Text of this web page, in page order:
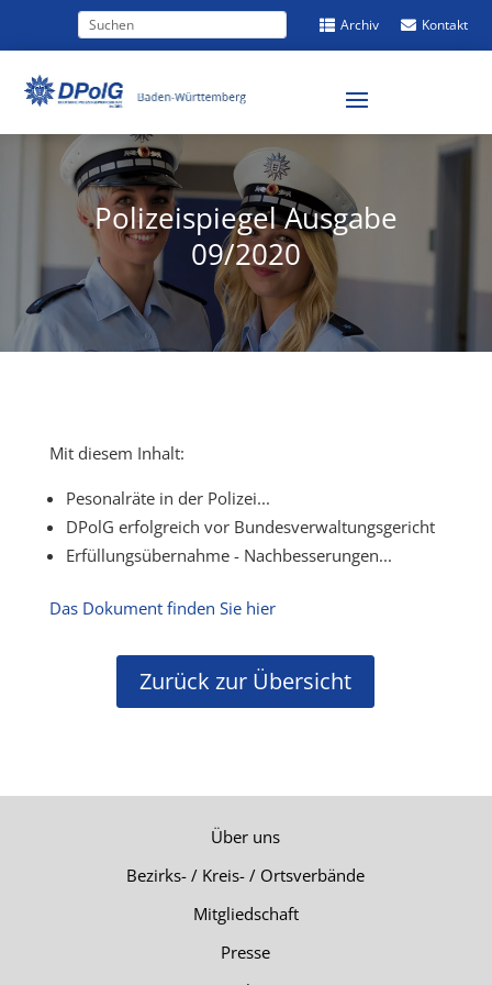
 Kontakt
 Archiv
Polizeispiegel Ausgabe
09/2020
Mit diesem Inhalt:
Pesonalräte in der Polizei...
DPolG erfolgreich vor Bundesverwaltungsgericht
Erfüllungsübernahme - Nachbesserungen...
Das Dokument finden Sie hier
Zurück zur Übersicht
Über uns
Bezirks- / Kreis- / Ortsverbände
Mitgliedschaft
Presse